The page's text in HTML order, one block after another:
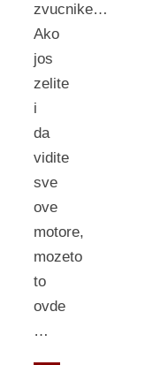
zvucnike…
Ako
jos
zelite
i
da
vidite
sve
ove
motore,
mozeto
to
ovde
…